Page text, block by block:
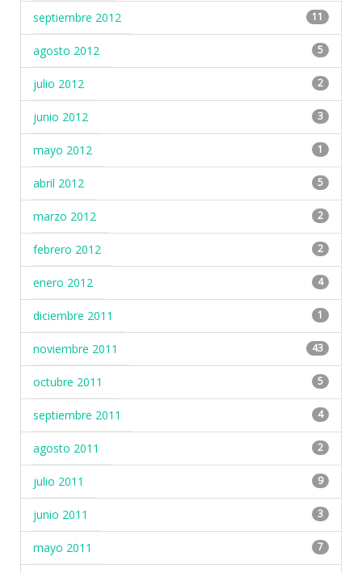
septiembre 2012 11
agosto 2012 5
julio 2012 2
junio 2012 3
mayo 2012 1
abril 2012 5
marzo 2012 2
febrero 2012 2
enero 2012 4
diciembre 2011 1
noviembre 2011 43
octubre 2011 5
septiembre 2011 4
agosto 2011 2
julio 2011 9
junio 2011 3
mayo 2011 7